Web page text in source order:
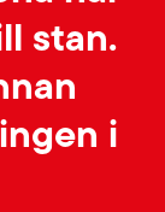
stan.
i